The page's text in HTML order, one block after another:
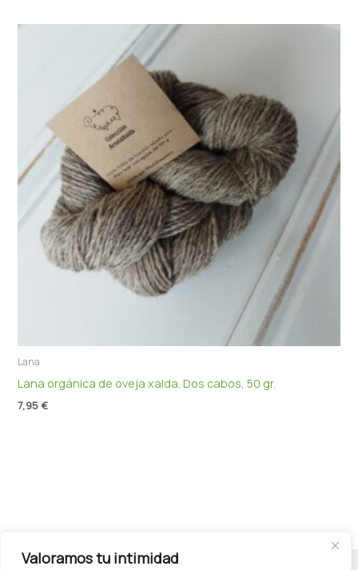
Valoramos tu intimidad
Lana
Lana orgánica de oveja xalda. Dos cabos, 50 gr.
7,95 €